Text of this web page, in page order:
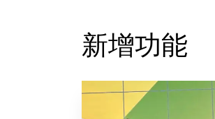
新增功能